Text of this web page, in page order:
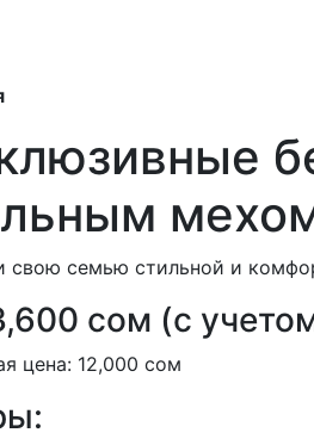
свою семью стильной и
сом (с
цена: 12,000 сом